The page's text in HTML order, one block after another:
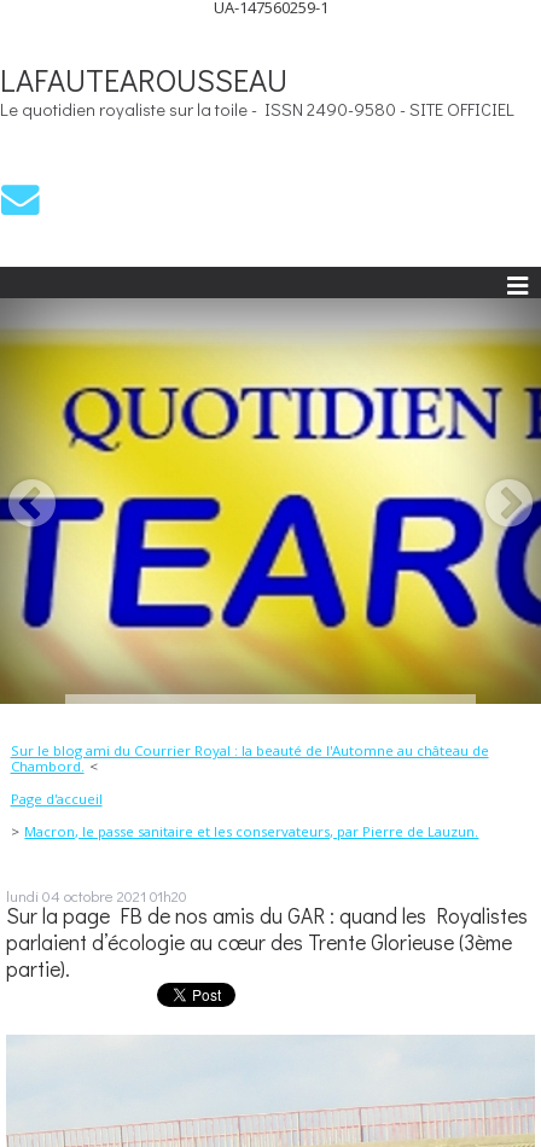
UA-147560259-1
LAFAUTEAROUSSEAU
Le quotidien royaliste sur la toile - ISSN 2490-9580 - SITE OFFICIEL
Sur le blog ami du Courrier Royal : la beauté de l'Automne au château de
Chambord.
Page d'accueil
Macron, le passe sanitaire et les conservateurs, par Pierre de Lauzun.
lundi 04 octobre 2021 01h20
Sur la page FB de nos amis du GAR : quand les Royalistes
parlaient d’écologie au cœur des Trente Glorieuse (3ème
partie).